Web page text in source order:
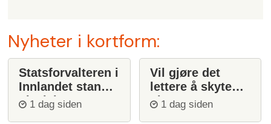
Nyheter i kortform:
Statsforvalteren i
Innlandet stanser
ulvejakt
1 dag siden
Vil gjøre det
lettere å skyte
ulv1 dag siden